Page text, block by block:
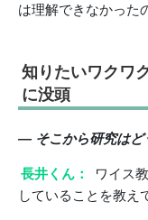
は理解できなかった
知りたいワクワ
に没頭
― そこから研究はど
長井くん：
ワイス
していることを教え